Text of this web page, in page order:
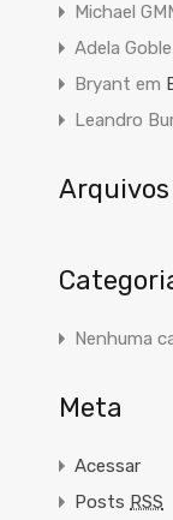
Michael
Adela Goble
Bryant em
Leandro
Arquivos
Nenhuma
Meta
Acessar
Posts RSS